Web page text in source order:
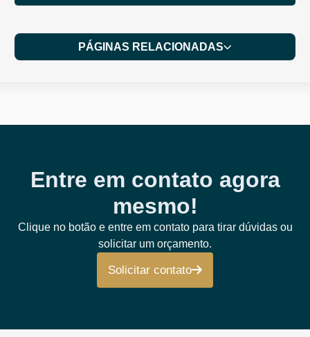
PÁGINAS RELACIONADAS
Entre em contato agora
mesmo!
Clique no botão e entre em contato para tirar dúvidas ou
solicitar um orçamento.
Solicitar contato